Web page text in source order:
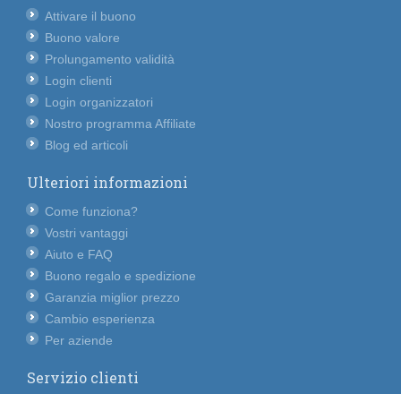
Attivare il buono
Buono valore
Prolungamento validità
Login clienti
Login organizzatori
Nostro programma Affiliate
Blog ed articoli
Ulteriori informazioni
Come funziona?
Vostri vantaggi
Aiuto e FAQ
Buono regalo e spedizione
Garanzia miglior prezzo
Cambio esperienza
Per aziende
Servizio clienti